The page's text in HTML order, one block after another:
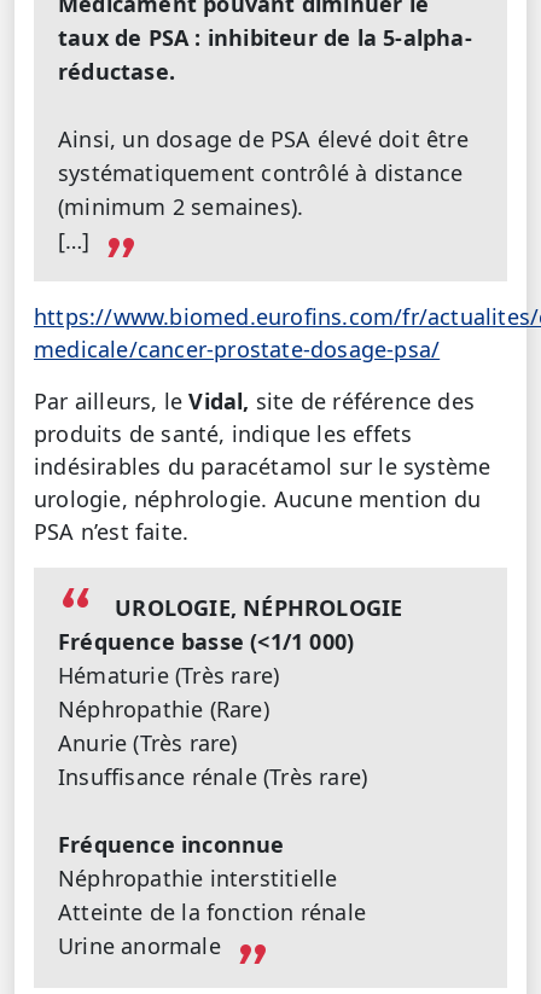
taux de PSA : inhibiteur de la 5-alpha-
réductase.
Ainsi, un dosage de PSA élevé doit être
systématiquement contrôlé à distance
(minimum 2 semaines).
[…]
https://www.biomed.eurofins.com/fr/
medicale/cancer-prostate-dosage-psa/
Par ailleurs, leVidal, site de référence des
produits de santé, indique les effets
indésirables du paracétamol sur le système
urologie, néphrologie. Aucune mention du
PSA n’est faite.
UROLOGIE, NÉPHROLOGIE
Fréquence basse (<1/1 000)
Hématurie (Très rare)
Néphropathie (Rare)
Anurie (Très rare)
Insuffisance rénale (Très rare)
Fréquence inconnue
Néphropathie interstitielle
Atteinte de la fonction rénale
Urine anormale